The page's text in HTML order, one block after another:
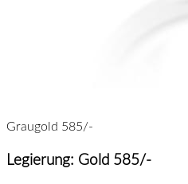
Graugold 585/-
Legierung: Gold 585/-